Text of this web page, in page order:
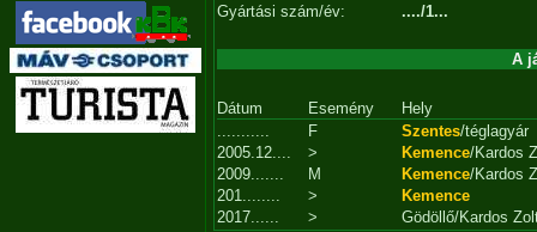
Gyártási szám/év:
..../1...
A
Dátum Esemény
Hely
...........
F Szentes/téglagyár
2005.12....
> Kemence/Kardos
2009.......
M Kemence/Kardos
201........
>
Kemence
2017......
> Gödöllő/Kardos